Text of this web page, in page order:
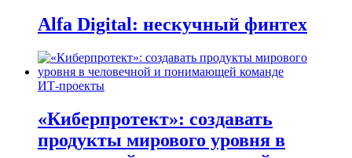
Alfa Digital: нескучный финтех
ИТ-проекты
«Киберпротект»: создавать
продукты мирового уровня в